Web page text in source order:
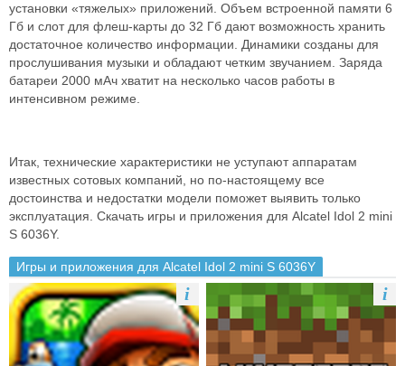
установки «тяжелых» приложений. Объем встроенной памяти 6
Гб и слот для флеш-карты до 32 Гб дают возможность хранить
достаточное количество информации. Динамики созданы для
прослушивания музыки и обладают четким звучанием. Заряда
батареи 2000 мАч хватит на несколько часов работы в
интенсивном режиме.
Итак, технические характеристики не уступают аппаратам
известных сотовых компаний, но по-настоящему все
достоинства и недостатки модели поможет выявить только
эксплуатация. Скачать игры и приложения для Alcatel Idol 2 mini
S 6036Y.
Игры и приложения для Alcatel Idol 2 mini S 6036Y
i i